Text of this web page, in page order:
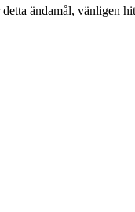
ändamål, vänligen